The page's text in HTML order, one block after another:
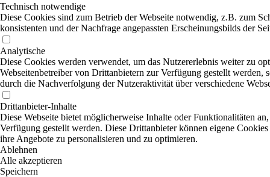
Technisch notwendige
Diese Cookies sind zum Betrieb der Webseite notwendig, z.B. zum
konsistenten und der Nachfrage angepassten Erscheinungsbilds der
Analytische
Diese Cookies werden verwendet, um das Nutzererlebnis weiter zu
Webseitenbetreiber von Drittanbietern zur Verfügung gestellt werden,
durch die Nachverfolgung der Nutzeraktivität über verschiedene
Drittanbieter-Inhalte
Diese Webseite bietet möglicherweise Inhalte oder Funktionalitäten
Verfügung gestellt werden. Diese Drittanbieter können eigene
ihre Angebote zu personalisieren und zu optimieren.
Ablehnen
Alle akzeptieren
Speichern